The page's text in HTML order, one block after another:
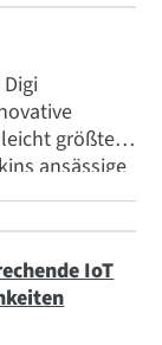
größte
ansässige
IoT
IoT